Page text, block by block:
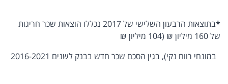
*
בתוצאות הרבעון השלישי של 2017 נכללו הוצאות שכר חריגות
של 160 מיליון ₪ (104 מיליון ₪
במונחי רווח נקי), בגין הסכם שכר חדש בבנק לשנים 2016-2021